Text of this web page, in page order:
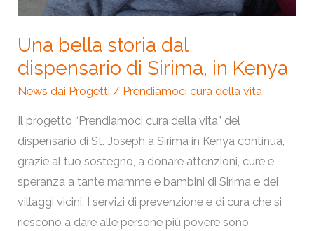
Una bella storia dal
dispensario di Sirima, in Kenya
News dai Progetti / Prendiamoci cura della vita
Il progetto “Prendiamoci cura della vita” del
dispensario di St. Joseph a Sirima in Kenya continua,
grazie al tuo sostegno, a donare attenzioni, cure e
speranza a tante mamme e bambini di Sirima e dei
villaggi vicini. I servizi di prevenzione e di cura che si
riescono a dare alle persone più povere sono